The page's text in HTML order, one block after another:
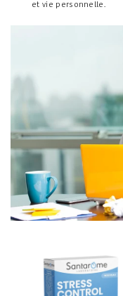
et vie personnelle.